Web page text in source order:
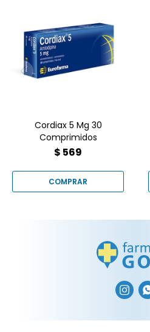
Cordiax 5 mg es un
medicamento
antihipertensivo que se
presenta en una caja de
30 comprimidos.
Cordiax 5 Mg 30
Comprimidos
$ 569
